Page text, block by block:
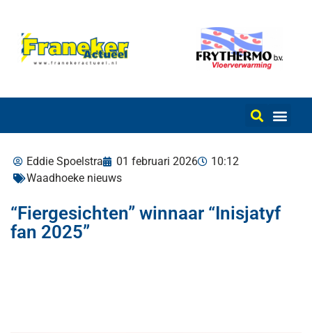
Eddie Spoelstra 01 februari 2026
10:12
Waadhoeke nieuws
“Fiergesichten” winnaar “Inisjatyf
fan 2025”